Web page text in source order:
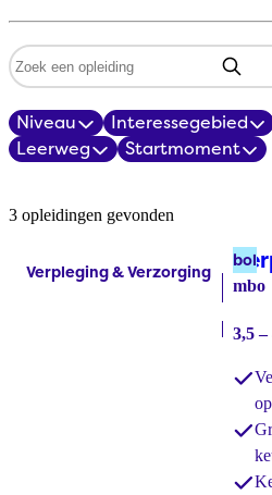
Zoekwoord
Filters
Niveau Interessegebied
Leerweg
Startmoment
Opleidingsoverzicht
3 opleidingen gevonden
mbo
3,5
bol
Labels:
Verpleging & Verzorging